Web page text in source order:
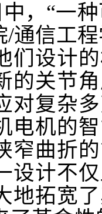
中 ， “一
/通信工
们设计
的关节
对复杂
电机的
窄曲折
设计不
地拓宽